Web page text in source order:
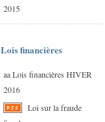
2015
Lois financières
aa Lois financières HIVER
2016
Loi sur la fraude